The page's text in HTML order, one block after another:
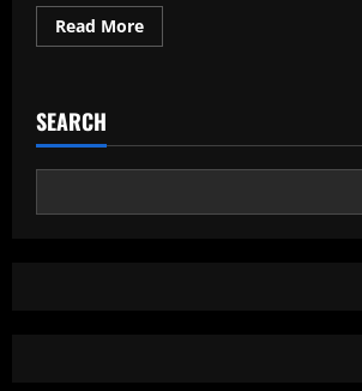
Read MoreRead
more
Gadget
Energi
Ramah
SEARCH